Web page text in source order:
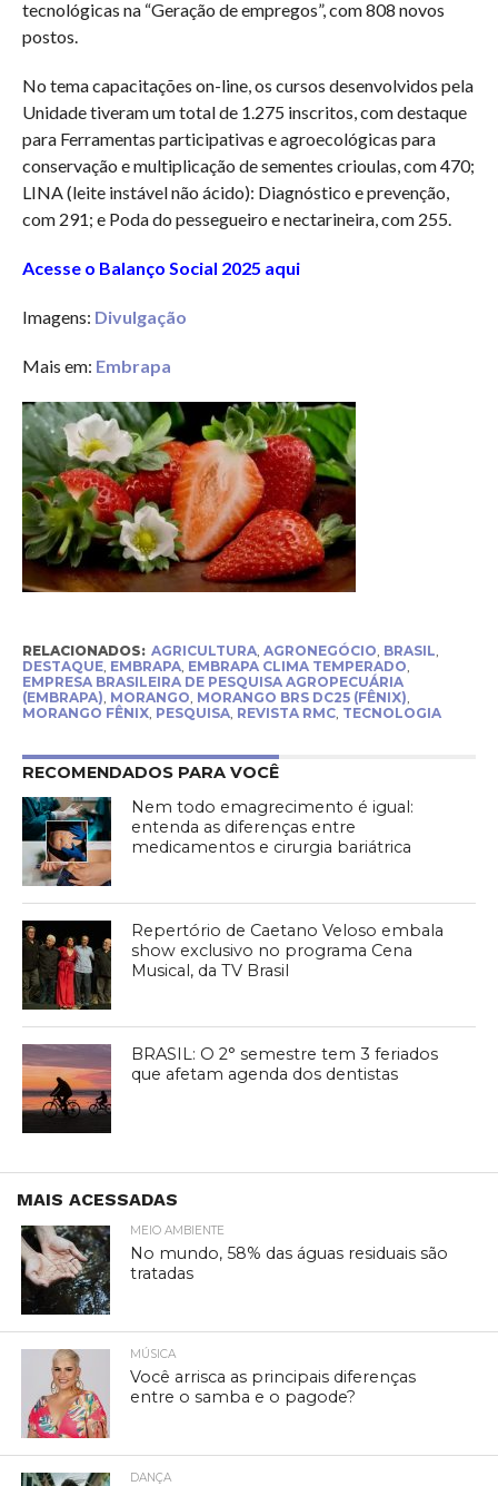
tecnológicas na “Geração de empregos”, com 808 novos
postos.
No tema capacitações on-line, os cursos desenvolvidos pela
Unidade tiveram um total de 1.275 inscritos, com destaque
para Ferramentas participativas e agroecológicas para
conservação e multiplicação de sementes crioulas, com 470;
LINA (leite instável não ácido): Diagnóstico e prevenção,
com 291; e Poda do pessegueiro e nectarineira, com 255.
Acesse o Balanço Social 2025 aqui
Imagens: Divulgação
Mais em: Embrapa
RELACIONADOS: AGRICULTURA, AGRONEGÓCIO BRASIL
DESTAQUE, EMBRAPA, EMBRAPA CLIMA TEMPERADO
EMPRESA BRASILEIRA DE PESQUISA AGROPECUÁRIA
(EMBRAPA) MORANGO MORANGO BRS DC25 (FÊNIX)
MORANGO FÊNIX, PESQUISA, REVISTA RMC, TECNOLOGIA
RECOMENDADOS PARA VOCÊ
Nem todo emagrecimento é igual:
entenda as diferenças entre
medicamentos e cirurgia bariátrica
Repertório de Caetano Veloso embala
show exclusivo no programa Cena
Musical, da TV Brasil
BRASIL: O 2° semestre tem 3 feriados
que afetam agenda dos dentistas
MAIS ACESSADAS
MEIO AMBIENTE
No mundo, 58% das águas residuais são
tratadas
MÚSICA
Você arrisca as principais diferenças
entre o samba e o pagode?
DANÇA